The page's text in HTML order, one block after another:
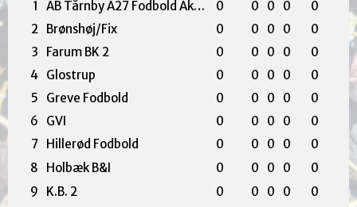
1 AB Tårnby A27 Fodbold Akademi 0 0 0 0
0
2 Brønshøj/Fix 0 0 0 0
0
3
Farum BK 2 0 0 0 0
0
4 Glostrup 0 0 0 0
0
5
Greve Fodbold 0 0 0 0
0
6
GVI 0 0 0 0
0
7 Hillerød Fodbold 0 0 0 0
0
8
Holbæk B&I 0 0 0 0
0
9
K.B. 2 0 0 0 0
0